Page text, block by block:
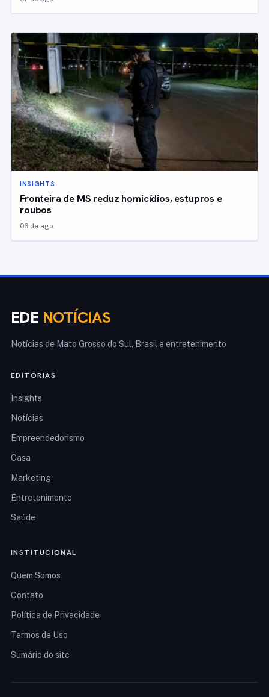
INSIGHTS
Fronteira de MS reduz homicídios, estupros e
roubos
06 de ago.
EDE NOTÍCIAS
Notícias de Mato Grosso do Sul, Brasil e entretenimento
EDITORIAS
Insights
Notícias
Empreendedorismo
Casa
Marketing
Entretenimento
Saúde
INSTITUCIONAL
Quem Somos
Contato
Política de Privacidade
Termos de Uso
Sumário do site